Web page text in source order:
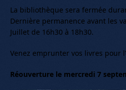
La bibliothèque sera fermée
Dernière permanence avant les
Juillet de 16h30 à 18h30.
Venez emprunter vos livres pour
Réouverture le mercredi 7